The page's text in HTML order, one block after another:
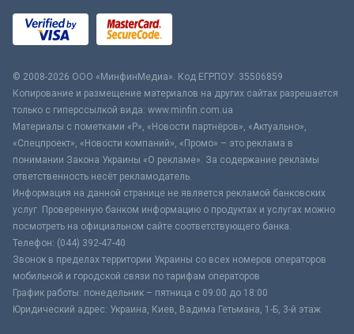
© 2008-2026 ООО «МинфинМедиа». Код ЕГРПОУ: 35506859
Копирование и размещение материалов на других сайтах разрешается
только с гиперссылкой вида: www.minfin.com.ua
Материалы с пометками «Р», «Новости партнёров», «Актуально»,
«Спецпроект», «Новости компаний», «Промо» – это реклама в
понимании Закона Украины «О рекламе». За содержание рекламы
ответственность несёт рекламодатель.
Информация на данной странице не является рекламой банковских
услуг. Проверенную банком информацию о продуктах и услугах можно
посмотреть на официальном сайте соответствующего банка.
Телефон: (044) 392-47-40
Звонок в пределах территории Украины со всех номеров операторов
мобильной и городской связи по тарифам операторов
График работы: понедельник – пятница с 09:00 до 18:00
Юридический адрес: Украина, Киев, Вадима Гетьмана, 1-Б, 3-й этаж